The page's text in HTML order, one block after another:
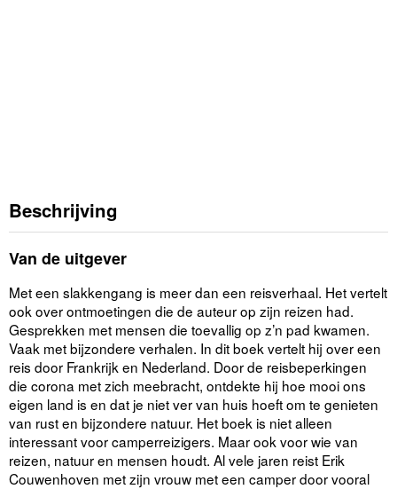
Beschrijving
Van de uitgever
Met een slakkengang is meer dan een reisverhaal. Het vertelt
ook over ontmoetingen die de auteur op zijn reizen had.
Gesprekken met mensen die toevallig op z’n pad kwamen.
Vaak met bijzondere verhalen. In dit boek vertelt hij over een
reis door Frankrijk en Nederland. Door de reisbeperkingen
die corona met zich meebracht, ontdekte hij hoe mooi ons
eigen land is en dat je niet ver van huis hoeft om te genieten
van rust en bijzondere natuur. Het boek is niet alleen
interessant voor camperreizigers. Maar ook voor wie van
reizen, natuur en mensen houdt. Al vele jaren reist Erik
Couwenhoven met zijn vrouw met een camper door vooral